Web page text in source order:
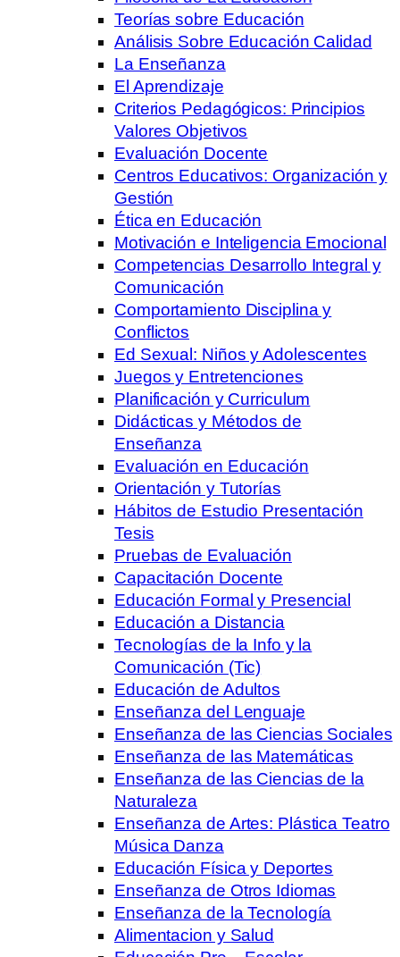
Teorías sobre Educación
Análisis Sobre Educación Calidad
La Enseñanza
El Aprendizaje
Criterios Pedagógicos: Principios
Valores Objetivos
Evaluación Docente
Centros Educativos: Organización y
Gestión
Ética en Educación
Motivación e Inteligencia Emocional
Competencias Desarrollo Integral y
Comunicación
Comportamiento Disciplina y
Conflictos
Ed Sexual: Niños y Adolescentes
Juegos y Entretenciones
Planificación y Curriculum
Didácticas y Métodos de
Enseñanza
Evaluación en Educación
Orientación y Tutorías
Hábitos de Estudio Presentación
Tesis
Pruebas de Evaluación
Capacitación Docente
Educación Formal y Presencial
Educación a Distancia
Tecnologías de la Info y la
Comunicación (Tic)
Educación de Adultos
Enseñanza del Lenguaje
Enseñanza de las Ciencias Sociales
Enseñanza de las Matemáticas
Enseñanza de las Ciencias de la
Naturaleza
Enseñanza de Artes: Plástica Teatro
Música Danza
Educación Física y Deportes
Enseñanza de Otros Idiomas
Enseñanza de la Tecnología
Alimentacion y Salud